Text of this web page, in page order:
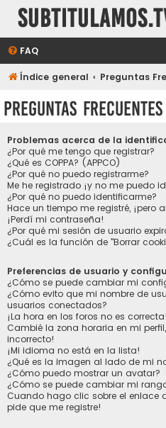
FAQ
Índice general Preguntas
Preguntas Frecuentes
Problemas acerca de la
¿Por qué me tengo que registrar?
¿Qué es COPPA? (APPCO)
¿Por qué no puedo registrarme?
Me he registrado ¡y no me puedo
¿Por qué no puedo identificarme?
Hace un tiempo me registré, ¡pero
¡Perdí mi contraseña!
¿Por qué mi sesión de usuario
¿Cuál es la función de "Borrar
Preferencias de usuario y
¿Cómo se puede cambiar mi
¿Cómo evito que mi nombre de
usuarios conectados?
¡La hora en los foros no es correcta!
Cambié la zona horaria en mi
incorrecto!
¡Mi idioma no está en la lista!
¿Qué es la imagen al lado de mi
¿Cómo puedo mostrar un avatar?
¿Cómo se puede cambiar mi
Cuando hago clic sobre el enlace
pide que me registre!